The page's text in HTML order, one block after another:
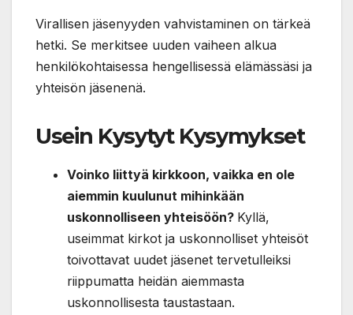
Virallisen jäsenyyden vahvistaminen on tärkeä
hetki. Se merkitsee uuden vaiheen alkua
henkilökohtaisessa hengellisessä elämässäsi ja
yhteisön jäsenenä.
Usein Kysytyt Kysymykset
Voinko liittyä kirkkoon, vaikka en ole
aiemmin kuulunut mihinkään
uskonnolliseen yhteisöön? Kyllä,
useimmat kirkot ja uskonnolliset yhteisöt
toivottavat uudet jäsenet tervetulleiksi
riippumatta heidän aiemmasta
uskonnollisesta taustastaan.